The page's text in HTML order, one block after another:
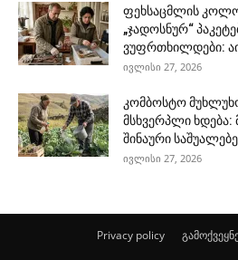
ფეხსაცმლის
„ჯადოსნურ“
ვუფრთხილდები:
ივლისი 27, 2026
კომბოსტო
მსხვერპლი ხდება:
შინაური
ივლისი 27, 2026
Privacy policy